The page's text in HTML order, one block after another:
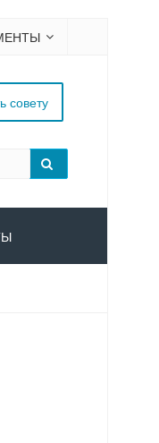
совету